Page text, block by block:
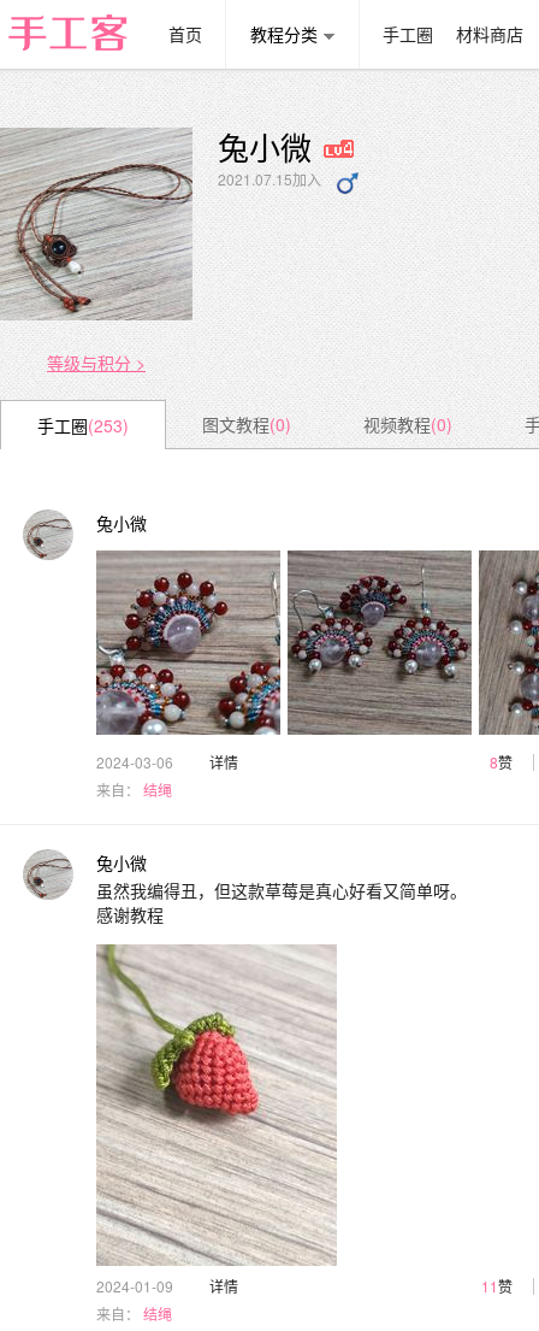
首页 教程分类 手工圈 材料商店
等级与积分 >
兔小微
2021.07.15加入
手工圈(253) 图文教程(0) 视频教程(0)
兔小微
2024-03-06 详情 8赞
来自： 结绳
兔小微
虽然我编得丑，但这款草莓是真心好看又简单呀。
感谢教程
2024-01-09 详情 11赞
来自： 结绳